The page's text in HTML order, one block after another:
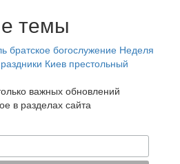
темы
братское богослужение Неделя
Киев престольный
важных обновлений
в разделах сайта